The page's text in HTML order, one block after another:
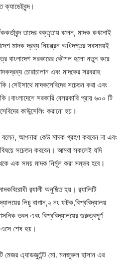
তাদের বক্তৃতায় বলেন, মাদক কখনোই
মাদক দ্রব্য নিয়ন্ত্রন অধিদপ্তর সবসময়ই
বাংলাদেশ সরকারের কৌশল হলো নতুন করে
চোরাচালান এবং মাদকের সরবরাহ
মাদকসেবিদের সচেতন করা এবং
সরকারি বেসরকারি প্রায় ৬০০ টি
কাউন্সেলিং করানো হয়।
বলেন, আপনারা কেউ মাদক গ্রহণ করবেন না এবং
সচেতন করবেন। আমরা সকলেই যদি
এক সময় মাদক নির্মূল করা সম্ভব হবে।
র‍্যালী অনুষ্ঠিত হয়। র‍্যালিটি
লিচু বাগান,২ নং ফটক,বিশ্ববিদ্যালয়
ভবন এবং বিশ্ববিদ্যালয়ের গুরুত্বপূর্ণ
এসে শেষ হয়।
মেজর এ্যাডজুটেন্ট মো. মনজুরুল হাসান এর